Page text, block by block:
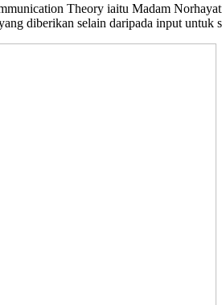
Theory iaitu Madam
diberikan selain daripada input untuk